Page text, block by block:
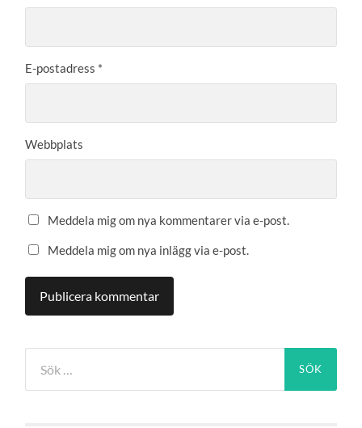
E-postadress *
Webbplats
Meddela mig om nya kommentarer via e-post.
Meddela mig om nya inlägg via e-post.
efter: